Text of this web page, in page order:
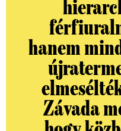
hanem
Závada